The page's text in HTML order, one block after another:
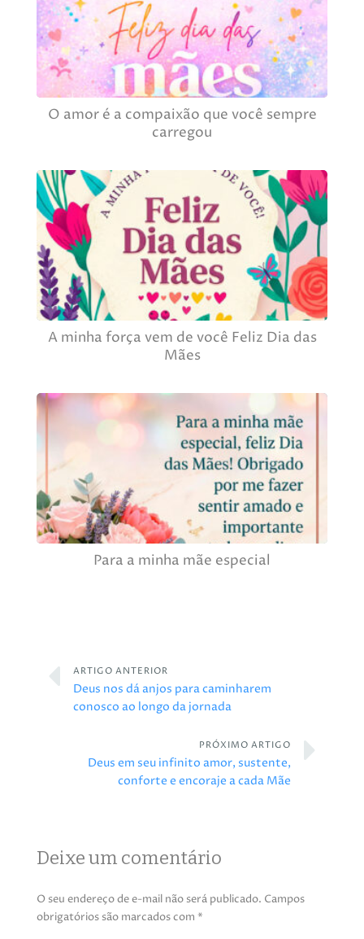
O amor é a compaixão que você sempre
carregou
A minha força vem de você Feliz Dia das
Mães
Para a minha mãe especial
ARTIGO ANTERIOR
Deus nos dá anjos para caminharem
conosco ao longo da jornada
PRÓXIMO ARTIGO
Deus em seu infinito amor, sustente,
conforte e encoraje a cada Mãe
Deixe um comentário
O seu endereço de e-mail não será publicado. Campos
obrigatórios são marcados com *